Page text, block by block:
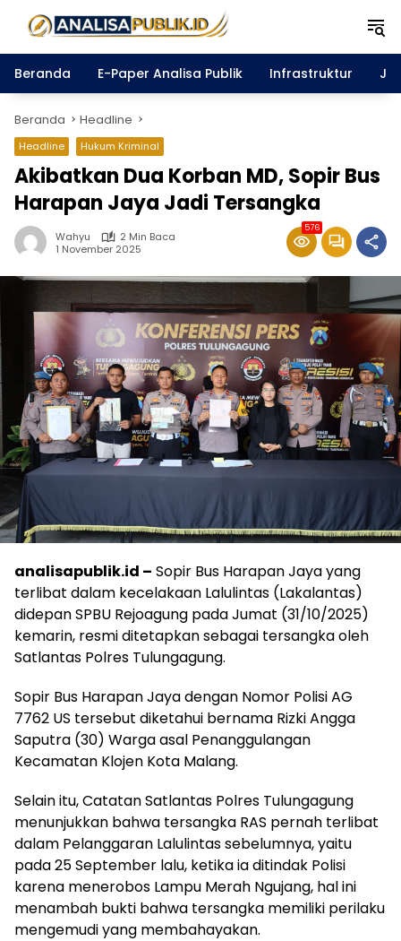
Beranda
E-Paper Analisa Publik Infrastruktur
Beranda Headline
Headline Hukum Kriminal
Akibatkan Dua Korban MD, Sopir Bus
Harapan Jaya Jadi Tersangka
Wahyu
2 Min Baca
1 November 2025
576
analisapublik.id – Sopir Bus Harapan Jaya yang
terlibat dalam kecelakaan Lalulintas (Lakalantas)
didepan SPBU Rejoagung pada Jumat (31/10/2025)
kemarin, resmi ditetapkan sebagai tersangka oleh
Satlantas Polres Tulungagung.
Sopir Bus Harapan Jaya dengan Nomor Polisi AG
7762 US tersebut diketahui bernama Rizki Angga
Saputra (30) Warga asal Penanggulangan
Kecamatan Klojen Kota Malang.
Selain itu, Catatan Satlantas Polres Tulungagung
menunjukkan bahwa tersangka RAS pernah terlibat
dalam Pelanggaran Lalulintas sebelumnya, yaitu
pada 25 September lalu, ketika ia ditindak Polisi
karena menerobos Lampu Merah Ngujang, hal ini
menambah bukti bahwa tersangka memiliki perilaku
mengemudi yang membahayakan.